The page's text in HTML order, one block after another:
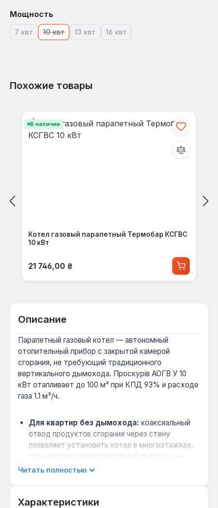
Выберите
Мощность
7 квт(В настоящее время эта опция недоступна.)
10 квт(В настоящее время эта опция недоступна.)
13 квт(В настоящее время эта опция
16 квт(В настоящее время эта опция
Похожие товары
В наличии
Котел газовый парапетный Термобар КСГВС
10 кВт
Обычная цена:
21 746,00 ₴
Описание
Парапетный газовый котел — автономный
отопительный прибор с закрытой камерой
сгорания, не требующий традиционного
вертикального дымохода. Проскурів АОГВ У 10
кВт отапливает до 100 м² при КПД 93% и расходе
газа 1.1 м³/ч.
Для квартир без дымохода: коаксиальный
отвод продуктов сгорания через стену
позволяет установить котел в многоэтажках,
где невозможен вертикальный дымоход —
подходит для помещений до 100 м².
электричества обеспечивают отопление в
Читать полностью
Характеристики